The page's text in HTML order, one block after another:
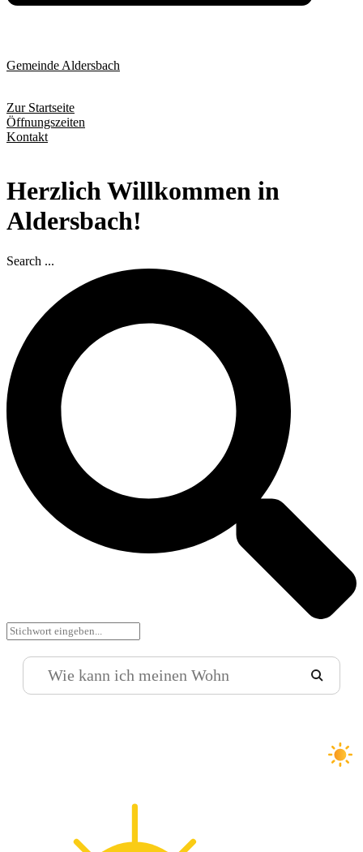
Gemeinde Aldersbach
Zur Startseite
Öffnungszeiten
Kontakt
Herzlich Willkommen in
Aldersbach!
Search ...